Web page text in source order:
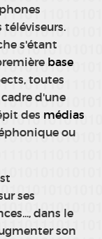
s'étant
base
toutes
d'une
des médias
ou
ses
dans le
son